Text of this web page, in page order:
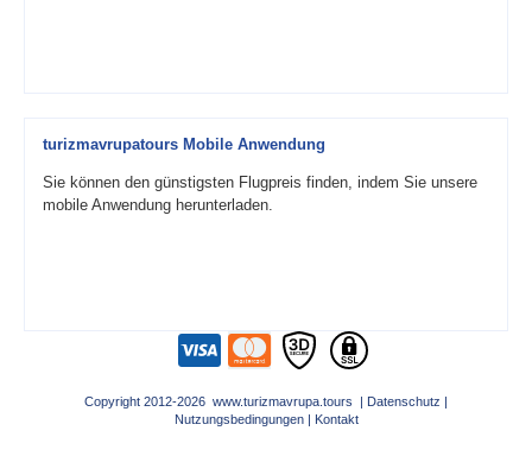
turizmavrupatours Mobile Anwendung
Sie können den günstigsten Flugpreis finden, indem Sie unsere
mobile Anwendung herunterladen.
Copyright 2012-2026 www.turizmavrupa.tours | Datenschutz |
Nutzungsbedingungen| Kontakt